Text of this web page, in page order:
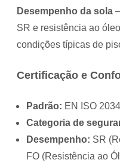
Desempenho da sola
SR e resistência ao
condições típicas de
Certificação e
Padrão: EN ISO
Categoria de
Desempenho: SR
FO (Resistência ao